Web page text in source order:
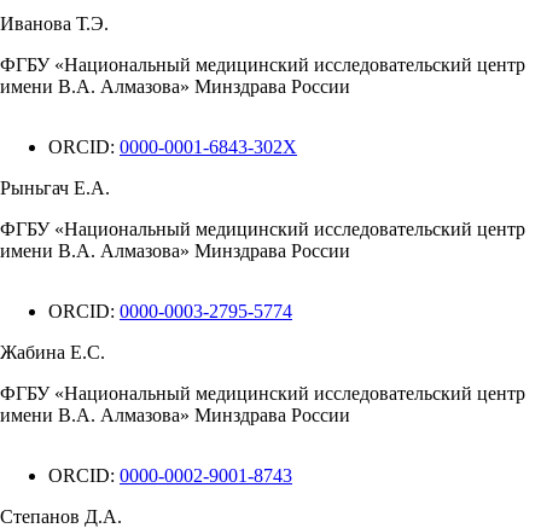
Иванова Т.Э.
ФГБУ «Национальный медицинский исследовательский центр
имени В.А. Алмазова» Минздрава России
ORCID: 0000-0001-6843-302X
Рыньгач Е.А.
ФГБУ «Национальный медицинский исследовательский центр
имени В.А. Алмазова» Минздрава России
ORCID: 0000-0003-2795-5774
Жабина Е.С.
ФГБУ «Национальный медицинский исследовательский центр
имени В.А. Алмазова» Минздрава России
ORCID: 0000-0002-9001-8743
Степанов Д.А.